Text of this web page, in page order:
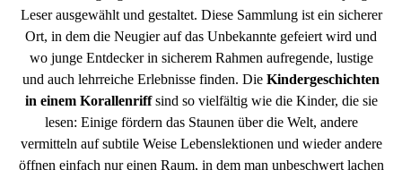
Leser ausgewählt und gestaltet. Diese Sammlung ist ein sicherer
Ort, in dem die Neugier auf das Unbekannte gefeiert wird und
wo junge Entdecker in sicherem Rahmen aufregende, lustige
und auch lehrreiche Erlebnisse finden. Die Kindergeschichten
in einem Korallenriffsind so vielfältig wie die Kinder, die sie
lesen: Einige fördern das Staunen über die Welt, andere
vermitteln auf subtile Weise Lebenslektionen und wieder andere
öffnen einfach nur einen Raum, in dem man unbeschwert lachen